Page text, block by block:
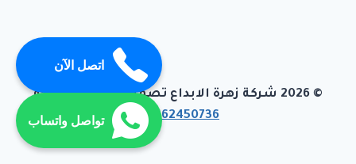
© 2026 شركة زهرة الابداع تصميم وبرمجة تيفاجو
01062450736
اتصل الآن
تواصل واتساب